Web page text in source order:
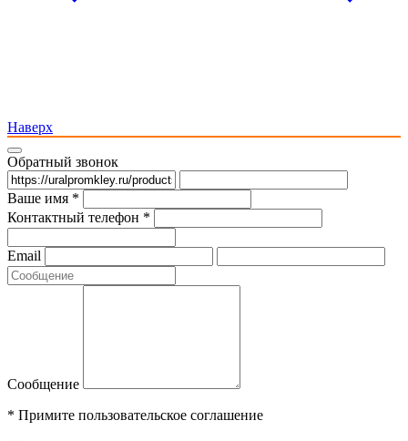
Наверх
Обратный звонок
Ваше имя *
Контактный телефон *
Email
Сообщение
* Примите пользовательское соглашение